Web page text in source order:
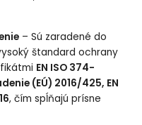
– Sú zaradené do
štandard ochrany
EN ISO 374-
(EÚ) 2016/425, EN
, čím spĺňajú prísne